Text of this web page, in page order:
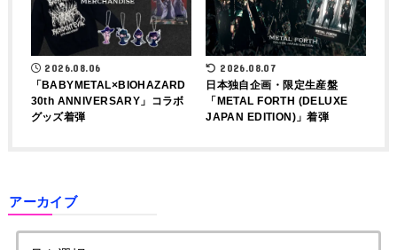
2026.08.06
「BABYMETAL×BIOHAZARD
30th ANNIVERSARY」コラボ
グッズ着弾
2026.08.07
日本独自企画・限定生産盤
「METAL FORTH (DELUXE
JAPAN EDITION)」着弾
アーカイブ